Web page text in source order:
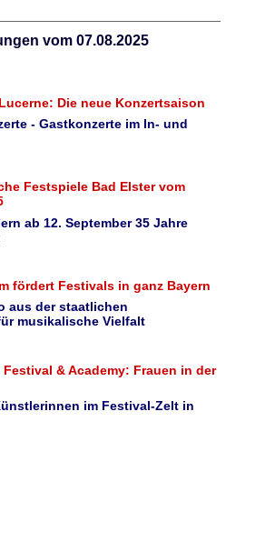
vom 07.08.2025
Die neue Konzertsaison
- Gastkonzerte im In- und
Festspiele Bad Elster vom
ab 12. September 35 Jahre
fördert Festivals in ganz Bayern
aus der staatlichen
musikalische Vielfalt
& Academy: Frauen in der
im Festival-Zelt in